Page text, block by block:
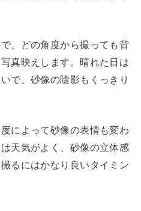
、どの角度から撮っても背
真映えします。晴れた日は
で、砂像の陰影もくっきり
によって砂像の表情も変わ
天気がよく、砂像の立体感
るにはかなり良いタイミン